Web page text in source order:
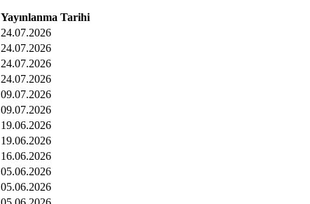
Yayınlanma Tarihi
24.07.2026
24.07.2026
24.07.2026
24.07.2026
09.07.2026
09.07.2026
19.06.2026
19.06.2026
16.06.2026
05.06.2026
05.06.2026